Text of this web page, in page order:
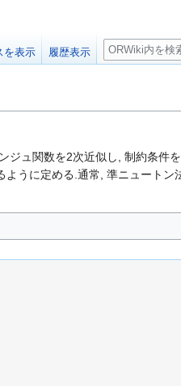
ジュ関数を2次近似し, 制約条件
うに定める.通常, 準ニュートン
を表示 履歴表示
検
索